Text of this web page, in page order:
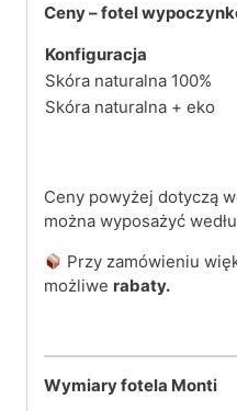
Ceny – fotel
Konfiguracja
Skóra naturalna 100%
Skóra naturalna + eko
Ceny powyżej dotyczą
można wyposażyć
Przy zamówieniu
możliwe rabaty.
Wymiary fotela Monti